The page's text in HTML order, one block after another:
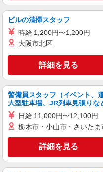
ビルの清掃スタッフ
時給 1,200円〜1,200円
大阪市北区
詳細を見る
警備員スタッフ（イベント、
大型駐車場、JR列車見張りな
日給 11,000円〜12,100円
栃木市・小山市・さいた
詳細を見る